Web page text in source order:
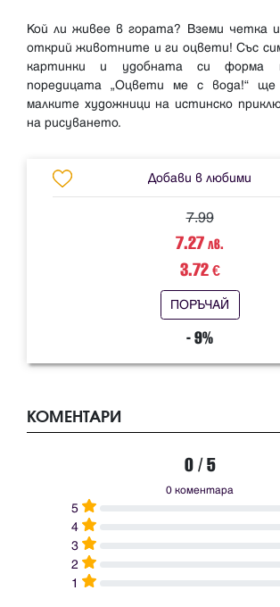
Кой ли живее в гората? Вземи четка
открий животните и ги оцвети! Със
картинки и удобната си форма
поредицата „Оцвети ме с вода!“
малките художници на истинско
Добави в любими
7.99
7.27 лв.
3.72€
ПОРЪЧАЙ
- 9%
КОМЕНТАРИ
0 / 5
0 коментара
5
4
3
2
1